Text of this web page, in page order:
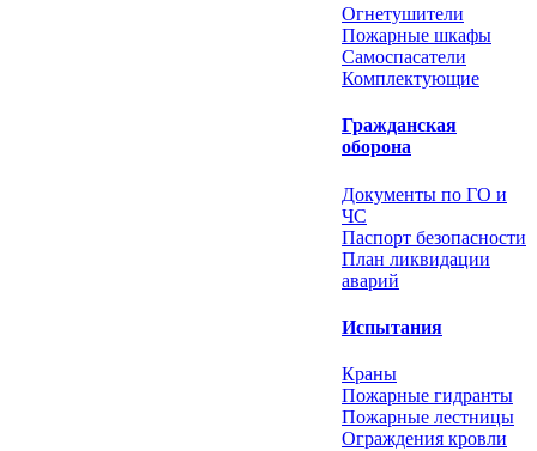
Огнетушители
Пожарные шкафы
Самоспасатели
Комплектующие
Гражданская
оборона
Документы по ГО и
ЧС
Паспорт безопасности
План ликвидации
аварий
Испытания
Краны
Пожарные гидранты
Пожарные лестницы
Ограждения кровли